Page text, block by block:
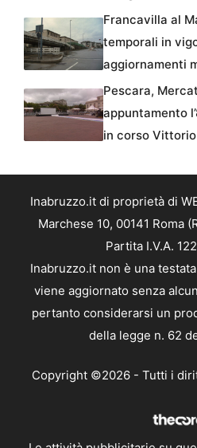
Francavilla al
temporali in
aggiornamenti
Pescara,
appuntamento
in corso Vittorio
Inabruzzo.it di proprietà di
Marchese 10, 00141 Roma
Partita I.V.A.
Inabruzzo.it non è una
viene aggiornato senza
pertanto considerarsi un
della legge n. 62
Copyright ©2026 - Tutti i